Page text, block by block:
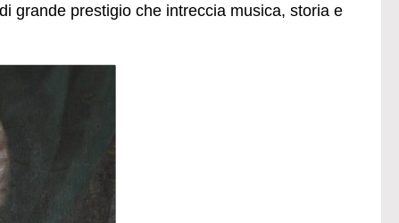
grande prestigio che intreccia musica, storia e